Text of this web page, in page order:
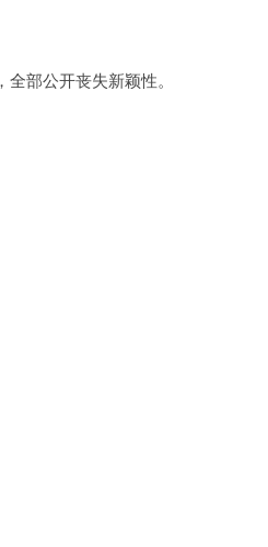
部公开丧失新颖性。